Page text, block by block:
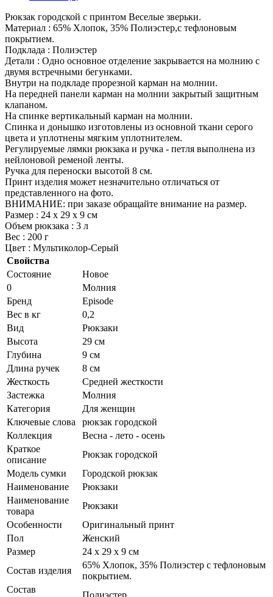
Рюкзак городской с принтом Веселые зверьки.
Материал : 65% Хлопок, 35% Полиэстер,с тефлоновым
покрытием.
Подклада : Полиэстер
Детали : Одно основное отделение закрывается на молнию с
двумя встречными бегунками.
Внутри на подкладе прорезной карман на молнии.
На передней панели карман на молнии закрытый защитным
клапаном.
На спинке вертикальный карман на молнии.
Спинка и донышко изготовлены из основной ткани серого
цвета и уплотнены мягким уплотнителем.
Регулируемые лямки рюкзака и ручка - петля выполнена из
нейлоновой ременой ленты.
Ручка для переноски высотой 8 см.
Принт изделия может незначительно отличаться от
представленного на фото.
ВНИМАНИЕ: при заказе обращайте внимание на размер.
Размер : 24 х 29 х 9 см
Объем рюкзака : 3 л
Вес : 200 г
Цвет : Мультиколор-Серый
Свойства
Состояние
Новое
0
Молния
Бренд
Episode
Вес в кг
0,2
Вид
Рюкзаки
Высота
29 см
Глубина
9 см
Длина ручек
8 см
Жесткость
Средней жесткости
Застежка
Молния
Категория
Для женщин
Ключевые слова
рюкзак городской
Коллекция
Весна - лето - осень
Краткое
описание
Рюкзак городской
Модель сумки
Городской рюкзак
Наименование
Рюкзаки
Наименование
товара
Рюкзаки
Особенности
Оригинальный принт
Пол
Женский
Размер
24 х 29 х 9 см
Состав изделия
65% Хлопок, 35% Полиэстер с тефлоновым
покрытием.
Состав
Полиэстер